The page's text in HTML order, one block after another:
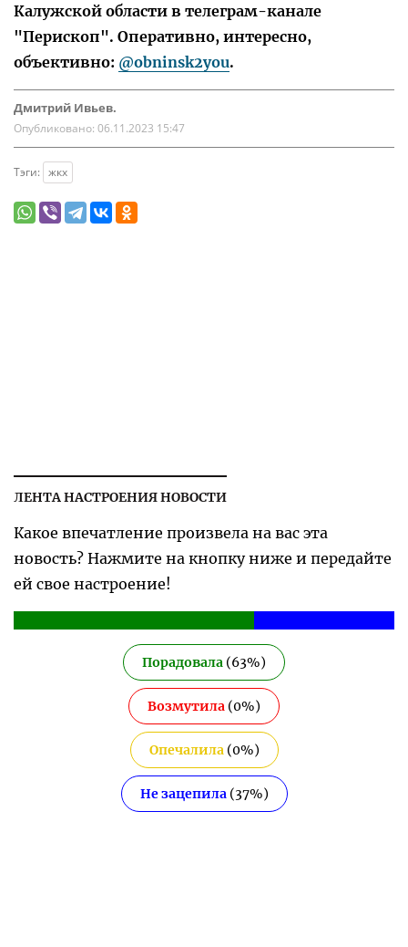
Калужской области в телеграм-канале
"Перископ". Оперативно, интересно,
объективно: @obninsk2you.
Дмитрий Ивьев.
Опубликовано: 06.11.2023 15:47
Тэги: жкх
ЛЕНТА НАСТРОЕНИЯ НОВОСТИ
Какое впечатление произвела на вас эта
новость? Нажмите на кнопку ниже и передайте
ей свое настроение!
Порадовала (63%)
Возмутила (0%)
Опечалила(0%)
Не зацепила(37%)